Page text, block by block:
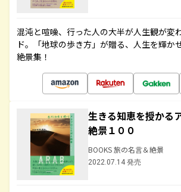
混沌と喧噪、行った人の大半が人生観が変
ド。「地球の歩き方」が贈る、人生を輝か
絶景集！
生きる知恵を授かる
絶景１００
BOOKS 旅の名言＆絶景
2022.07.14 発売